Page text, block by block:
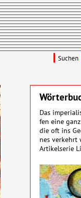
Das
fen eine
die oft ins
nes ver­­kehrt
Artikel­serie
Suchen